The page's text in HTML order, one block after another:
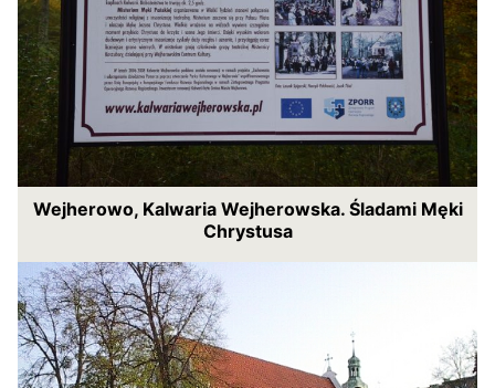
Wejherowo, Kalwaria Wejherowska. Śladami Męki
Chrystusa